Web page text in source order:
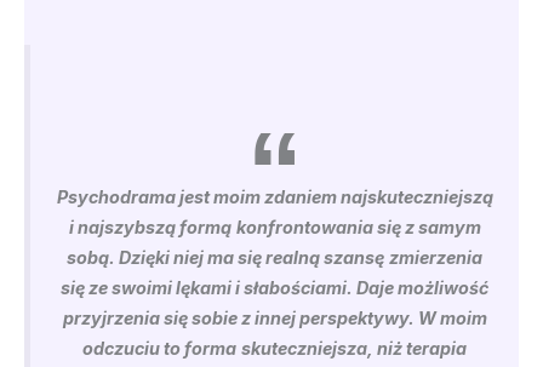
Psychodrama jest moim zdaniem najskuteczniejszą
i najszybszą formą konfrontowania się z samym
sobą. Dzięki niej ma się realną szansę zmierzenia
się ze swoimi lękami i słabościami. Daje możliwość
przyjrzenia się sobie z innej perspektywy. W moim
odczuciu to forma skuteczniejsza, niż terapia